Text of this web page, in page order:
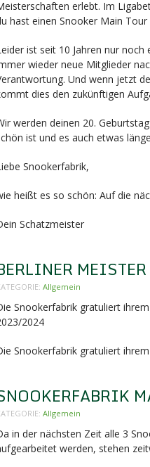
erlebt. Im
hast einen Snooker Main
ist seit 10 Jahren nur
wieder neue Mitglieder
Und wenn jetzt
dies den zukünftigen
werden deinen 20.
ist und es auch etwas
Snookerfabrik,
heißt es so schön: Auf die
Schatzmeister
Allgemein
Snookerfabrik gratuliert
2024
Snookerfabrik gratuliert
Allgemein
in der nächsten Zeit alle 3
werden, stehen